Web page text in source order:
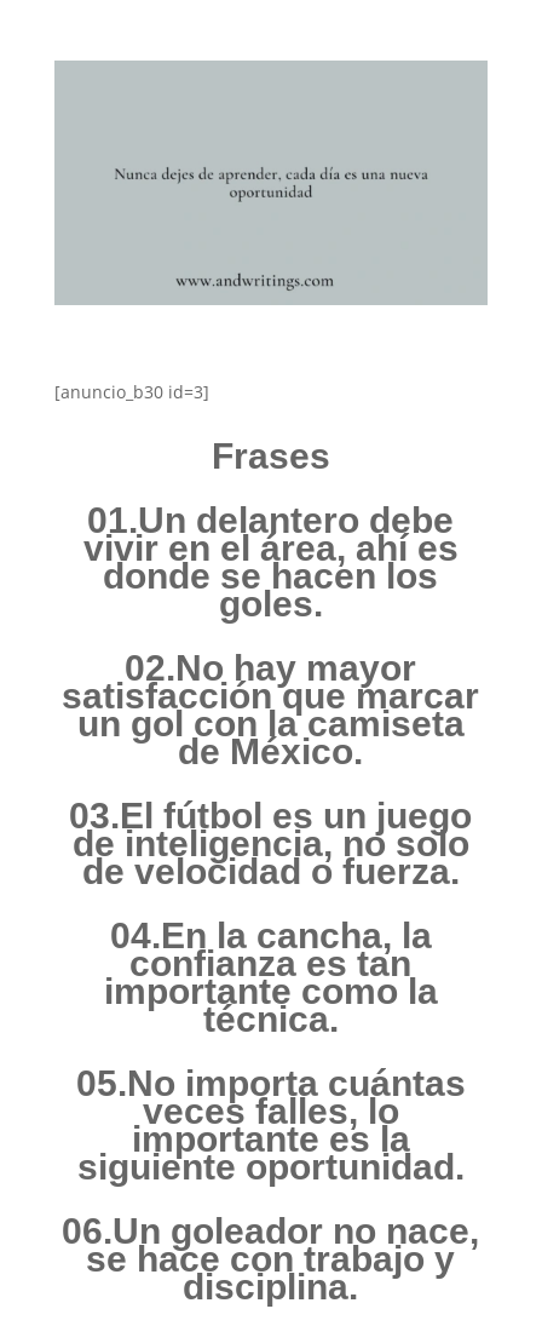
[anuncio_b30 id=3]
Frases
01.Un delantero debe
vivir en el área, ahí es
donde se hacen los
goles.
02.No hay mayor
satisfacción que marcar
un gol con la camiseta
de México.
03.El fútbol es un juego
de inteligencia, no solo
de velocidad o fuerza.
04.En la cancha, la
confianza es tan
importante como la
técnica.
05.No importa cuántas
veces falles, lo
importante es la
siguiente oportunidad.
06.Un goleador no nace,
se hace con trabajo y
disciplina.